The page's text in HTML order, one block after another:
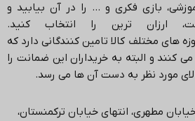
بازی فکری و … را در آن بیابید و
ارزان ترین را انتخاب کنید.
های مختلف کالا تامین کنندگانی دارد که
کنند و البته به خریداران این ضمانت را
مورد نظر به دست آن ها می رسد.
مطهری، انتهاي خیابان ترکمنستان،